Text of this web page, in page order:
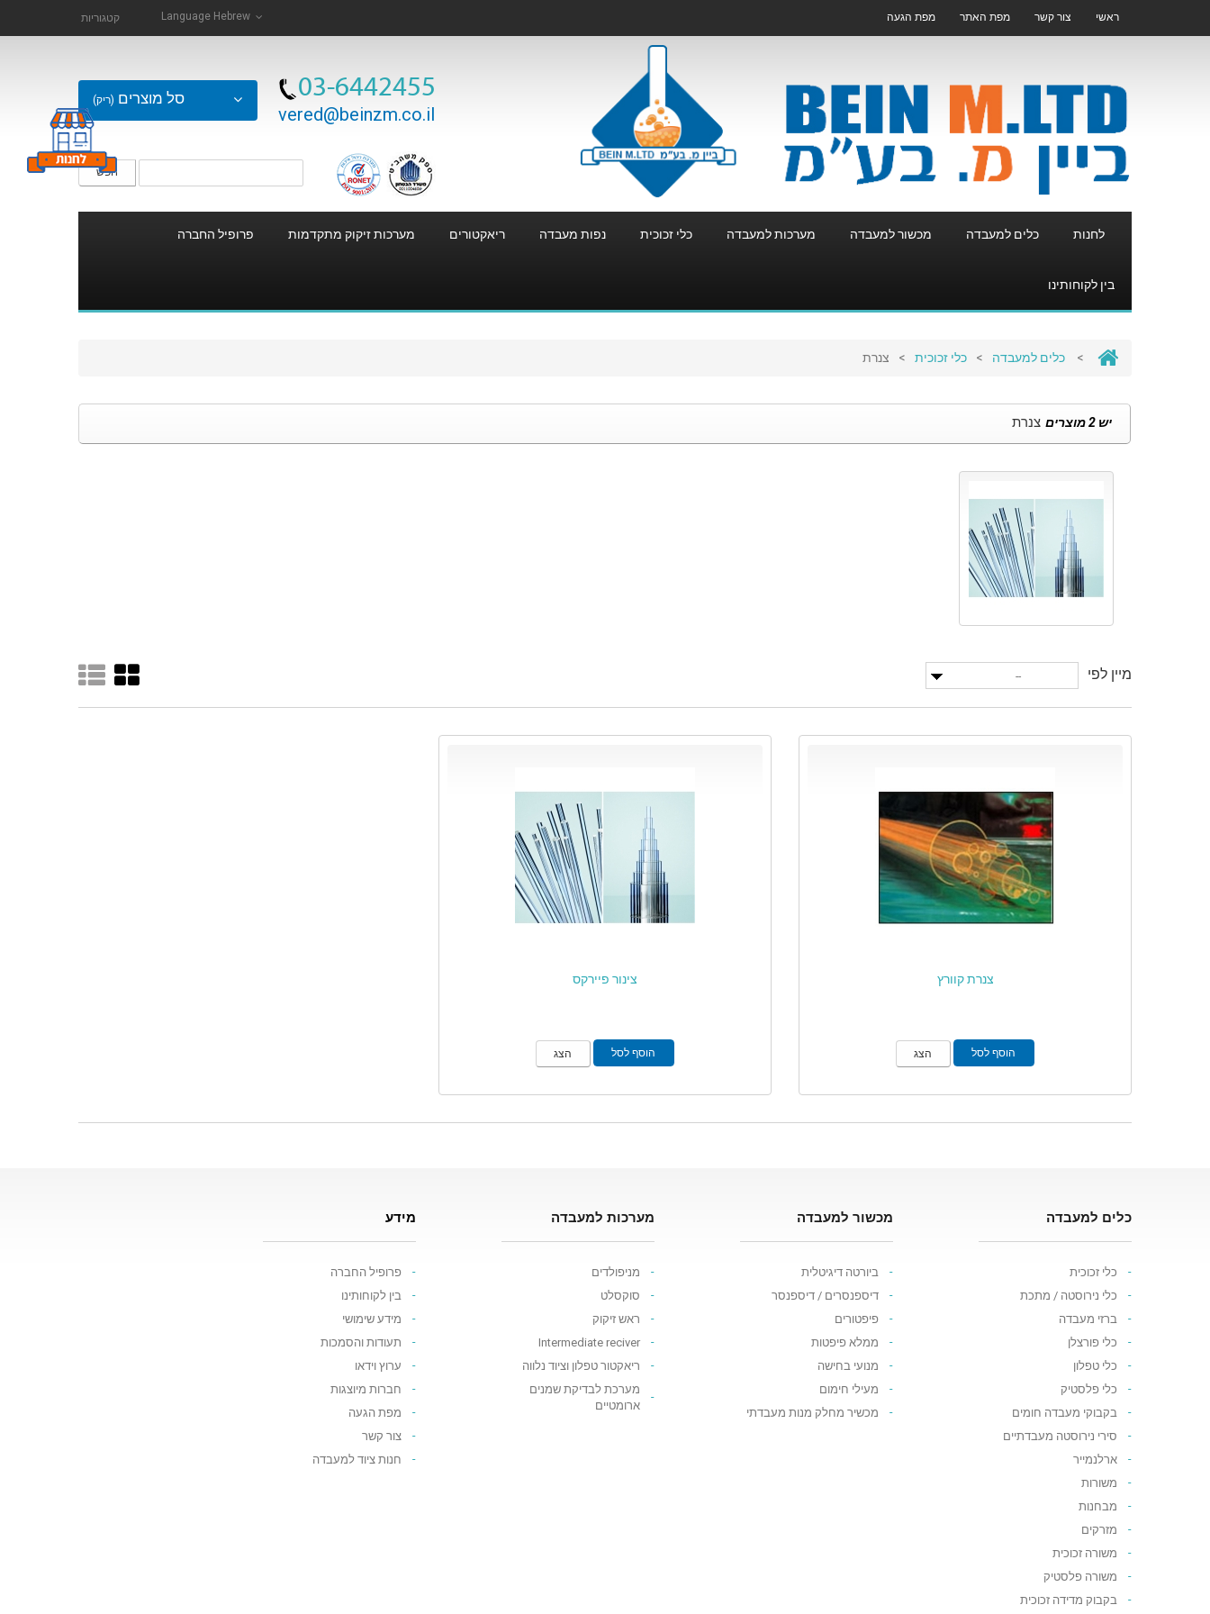
Language Hebrew קטגוריות ראשי צור קשר מפת האתר מפת הגעה
חפש
03-6442455
vered@beinzm.co.il
לחנות כלים למעבדה מכשור למעבדה מערכות למעבדה כלי זכוכית נפות מעבדה ריאקטורים מערכות זיקוק מתקדמות פרופיל החברה
בין לקוחותינו
סל מוצרים (ריק)
> כלים למעבדה > כלי זכוכית > צנרת
צנרת יש 2 מוצרים
מיין לפי --
צנרת קוורץ
הוסף לסל הצג
צינור פיירקס
הוסף לסל הצג
כלים למעבדה
כלי זכוכית
כלי נירוסטה / מתכת
ברזי מעבדה
כלי פורצלן
כלי טפלון
כלי פלסטיק
בקבוקי מעבדה חומים
סירי נירוסטה מעבדתיים
ארלנמייר
משורות
מבחנות
מזרקים
משורה זכוכית
משורה פלסטיק
בקבוק מדידה זכוכית
מכשור למעבדה
ביורטה דיגיטלית
דיספנסרים / דיספנסר
פיפטורים
ממלא פיפטות
מנועי בחישה
מעילי חימום
מכשיר מחלק מנות מעבדתי
מערכות למעבדה
מניפולדים
סוקסלט
ראש זיקוק
Intermediate reciver
ריאקטור טפלון וציוד נלווה
מערכת לבדיקת שמנים
ארומטיים
מידע
פרופיל החברה
בין לקוחותינו
מידע שימושי
תעודות והסמכות
ערוץ וידאו
חברות מיוצגות
מפת הגעה
צור קשר
חנות ציוד למעבדה